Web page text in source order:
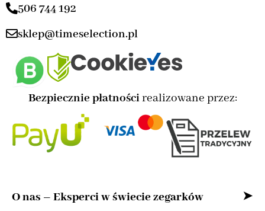
506 744 192
sklep@timeselection.pl
Bezpiecznie płatnościrealizowane przez:
O nas – Eksperci w świecie zegarków